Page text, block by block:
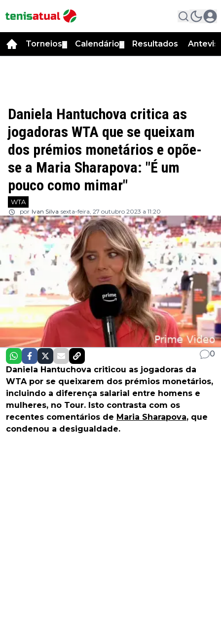
Torneios Calendário Resultados
Daniela Hantuchova critica as
jogadoras WTA que se queixam
dos prémios monetários e opõe-
se a Maria Sharapova: "É um
pouco como mimar"
WTA
por Ivan Silva sexta-feira, 27 outubro 2023 a 11:20
0
Daniela Hantuchova criticou as jogadoras da
WTA por se queixarem dos prémios monetários,
incluindo a diferença salarial entre homens e
mulheres, no Tour. Isto contrasta com os
recentes comentários de Maria Sharapova, que
condenou a desigualdade.